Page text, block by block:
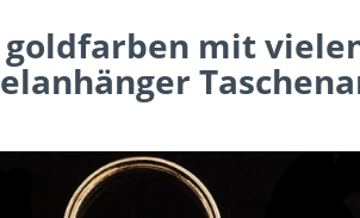
goldfarben mit